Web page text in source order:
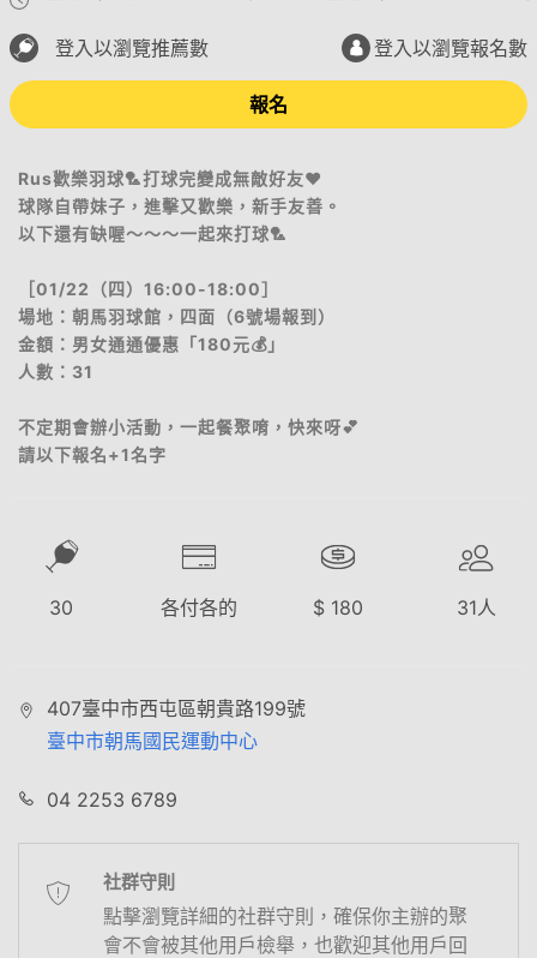
登入以瀏覽推薦數 登入以瀏覽報名數
報名
Rus歡樂羽球🏸打球完變成無敵好友♥️
球隊自帶妹子，進擊又歡樂，新手友善。
以下還有缺喔～～～一起來打球🏸
［01/22（四）16:00-18:00］
場地：朝馬羽球館，四面（6號場報到）
金額：男女通通優惠「180元💰」
人數：31
不定期會辦小活動，一起餐聚唷，快來呀💕
請以下報名+1名字
30 各付各的 $ 180 31人
407臺中市西屯區朝貴路199號
臺中市朝馬國民運動中心
04 2253 6789
社群守則
點擊瀏覽詳細的社群守則，確保你主辦的聚
會不會被其他用戶檢舉，也歡迎其他用戶回